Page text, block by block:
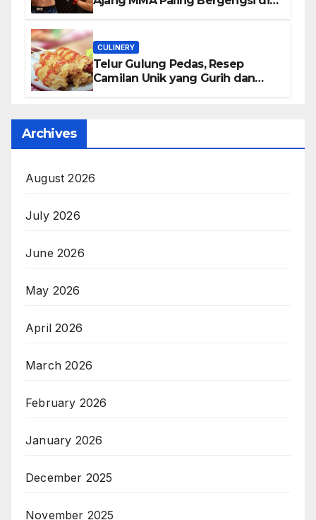
CULINERY
Telur Gulung Pedas, Resep
Camilan Unik yang Gurih dan
Archives
August 2026
July 2026
June 2026
May 2026
April 2026
March 2026
February 2026
January 2026
December 2025
November 2025